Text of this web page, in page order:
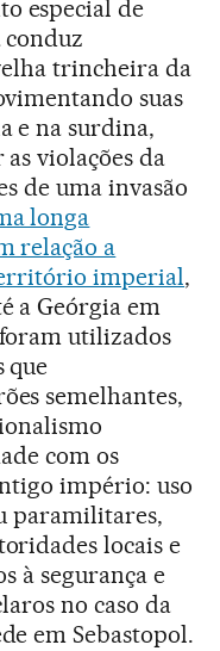
especial de
conduz
trincheira da
suas
e na surdina,
violações da
de uma invasão
longa
relação a
imperial,
a Geórgia em
utilizados
que
semelhantes,
com os
império: uso
paramilitares,
locais e
à segurança e
no caso da
em Sebastopol.